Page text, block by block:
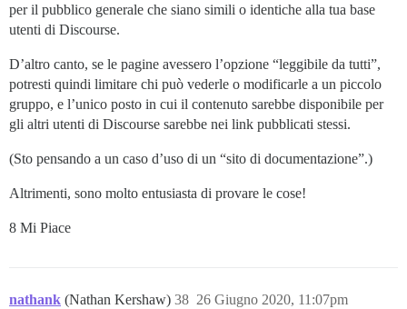
per il pubblico generale che siano simili o identiche alla tua base
utenti di Discourse.
D’altro canto, se le pagine avessero l’opzione “leggibile da tutti”,
potresti quindi limitare chi può vederle o modificarle a un piccolo
gruppo, e l’unico posto in cui il contenuto sarebbe disponibile per
gli altri utenti di Discourse sarebbe nei link pubblicati stessi.
(Sto pensando a un caso d’uso di un “sito di documentazione”.)
Altrimenti, sono molto entusiasta di provare le cose!
8 Mi Piace
nathank (Nathan Kershaw) 26 Giugno 2020, 11:07pm
38